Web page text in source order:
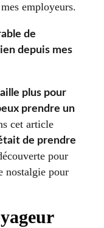
employeurs.
de
depuis mes
plus pour
prendre un
cet article
de prendre
pour
nostalgie pour